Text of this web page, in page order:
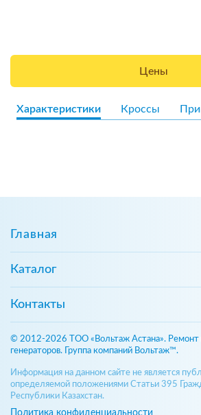
Цены
Характеристики Кроссы
Главная
Каталог
Контакты
© 2012-2026 ТОО «Вольтаж Астана». Ремонт
генераторов. Группа компаний Вольтаж™.
Информация на данном сайте не является
определяемой положениями Статьи 395
Республики Казахстан.
Политика конфиденциальности